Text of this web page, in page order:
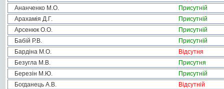
Ананченко М.О.
Присутній
Арахамія Д.Г.
Присутній
Арсенюк О.О.
Присутній
Бабій Р.В.
Присутній
Бардіна М.О.
Відсутня
Безугла М.В.
Присутня
Березін М.Ю.
Присутній
Богданець А.В.
Відсутній